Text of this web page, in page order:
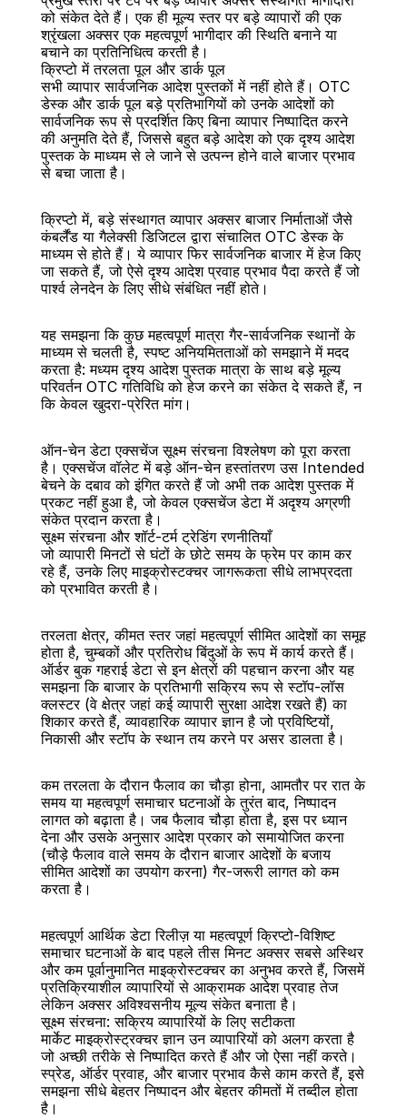
को संकेत देते हैं। एक ही मूल्य स्तर पर बड़े व्यापारों की एक
श्रृंखला अक्सर एक महत्वपूर्ण भागीदार की स्थिति बनाने या
बचाने का प्रतिनिधित्व करती है।
क्रिप्टो में तरलता पूल और डार्क पूल
सभी व्यापार सार्वजनिक आदेश पुस्तकों में नहीं होते हैं। OTC
डेस्क और डार्क पूल बड़े प्रतिभागियों को उनके आदेशों को
सार्वजनिक रूप से प्रदर्शित किए बिना व्यापार निष्पादित करने
की अनुमति देते हैं, जिससे बहुत बड़े आदेश को एक दृश्य आदेश
पुस्तक के माध्यम से ले जाने से उत्पन्न होने वाले बाजार प्रभाव
से बचा जाता है।
क्रिप्टो में, बड़े संस्थागत व्यापार अक्सर बाजार निर्माताओं जैसे
कंबर्लैंड या गैलेक्सी डिजिटल द्वारा संचालित OTC डेस्क के
माध्यम से होते हैं। ये व्यापार फिर सार्वजनिक बाजार में हेज किए
जा सकते हैं, जो ऐसे दृश्य आदेश प्रवाह प्रभाव पैदा करते हैं जो
पार्श्व लेनदेन के लिए सीधे संबंधित नहीं होते।
यह समझना कि कुछ महत्वपूर्ण मात्रा गैर-सार्वजनिक स्थानों के
माध्यम से चलती है, स्पष्ट अनियमितताओं को समझाने में मदद
करता है: मध्यम दृश्य आदेश पुस्तक मात्रा के साथ बड़े मूल्य
परिवर्तन OTC गतिविधि को हेज करने का संकेत दे सकते हैं, न
कि केवल खुदरा-प्रेरित मांग।
ऑन-चेन डेटा एक्सचेंज सूक्ष्म संरचना विश्लेषण को पूरा करता
है। एक्सचेंज वॉलेट में बड़े ऑन-चेन हस्तांतरण उस Intended
बेचने के दबाव को इंगित करते हैं जो अभी तक आदेश पुस्तक में
प्रकट नहीं हुआ है, जो केवल एक्सचेंज डेटा में अदृश्य अग्रणी
संकेत प्रदान करता है।
सूक्ष्म संरचना और शॉर्ट-टर्म ट्रेडिंग रणनीतियाँ
जो व्यापारी मिनटों से घंटों के छोटे समय के फ्रेम पर काम कर
रहे हैं, उनके लिए माइक्रोस्टक्चर जागरूकता सीधे लाभप्रदता
को प्रभावित करती है।
तरलता क्षेत्र, कीमत स्तर जहां महत्वपूर्ण सीमित आदेशों का समूह
होता है, चुम्बकों और प्रतिरोध बिंदुओं के रूप में कार्य करते हैं।
ऑर्डर बुक गहराई डेटा से इन क्षेत्रों की पहचान करना और यह
समझना कि बाजार के प्रतिभागी सक्रिय रूप से स्टॉप-लॉस
क्लस्टर (वे क्षेत्र जहां कई व्यापारी सुरक्षा आदेश रखते हैं) का
शिकार करते हैं, व्यावहारिक व्यापार ज्ञान है जो प्रविष्टियों,
निकासी और स्टॉप के स्थान तय करने पर असर डालता है।
कम तरलता के दौरान फैलाव का चौड़ा होना, आमतौर पर रात के
समय या महत्वपूर्ण समाचार घटनाओं के तुरंत बाद, निष्पादन
लागत को बढ़ाता है। जब फैलाव चौड़ा होता है, इस पर ध्यान
देना और उसके अनुसार आदेश प्रकार को समायोजित करना
(चौड़े फैलाव वाले समय के दौरान बाजार आदेशों के बजाय
सीमित आदेशों का उपयोग करना) गैर-जरूरी लागत को कम
करता है।
महत्वपूर्ण आर्थिक डेटा रिलीज़ या महत्वपूर्ण क्रिप्टो-विशिष्ट
समाचार घटनाओं के बाद पहले तीस मिनट अक्सर सबसे अस्थिर
और कम पूर्वानुमानित माइक्रोस्टक्चर का अनुभव करते हैं, जिसमें
प्रतिक्रियाशील व्यापारियों से आक्रामक आदेश प्रवाह तेज
लेकिन अक्सर अविश्वसनीय मूल्य संकेत बनाता है।
सूक्ष्म संरचना: सक्रिय व्यापारियों के लिए सटीकता
मार्केट माइक्रोस्ट्रक्चर ज्ञान उन व्यापारियों को अलग करता है
जो अच्छी तरीके से निष्पादित करते हैं और जो ऐसा नहीं करते।
स्प्रेड, ऑर्डर प्रवाह, और बाजार प्रभाव कैसे काम करते हैं, इसे
समझना सीधे बेहतर निष्पादन और बेहतर कीमतों में तब्दील होता
है।